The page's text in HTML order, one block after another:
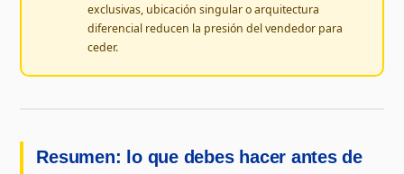
exclusivas, ubicación singular o arquitectura
diferencial reducen la presión del vendedor para
ceder.
Resumen: lo que debes hacer antes de